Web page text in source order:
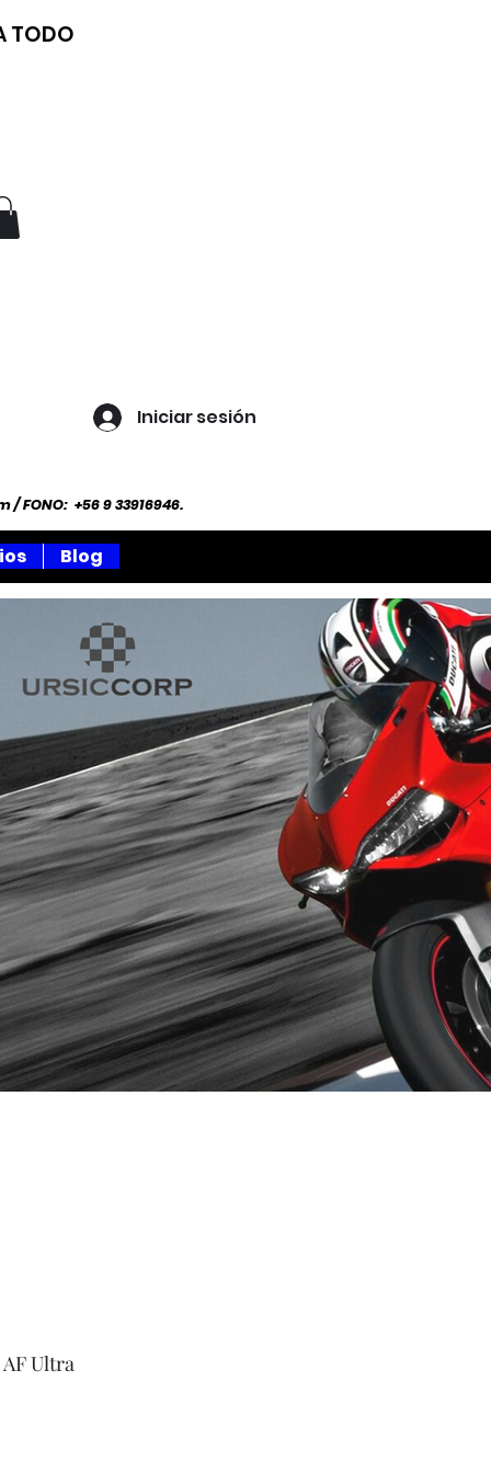
TODO
Iniciar sesión
/ FONO: +56 9 33916946.
Blog
Ultra